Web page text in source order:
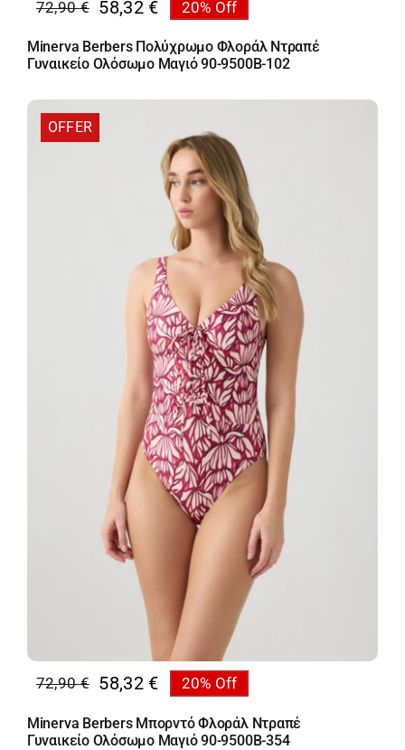
72,90€
Original
price
was:
58,32 €
Η
τρέχουσα
τιμή
58,32 €.
20% Off
Minerva Berbers Πολύχρωμο Φλοράλ Ντραπέ
Γυναικείο Ολόσωμο Μαγιό 90-9500B-102
OFFER
72,90€
Original
price
was:
58,32 €
Η
τρέχουσα
τιμή
20% Off
Minerva Berbers Μπορντό Φλοράλ Ντραπέ
Γυναικείο Ολόσωμο Μαγιό 90-9500B-354